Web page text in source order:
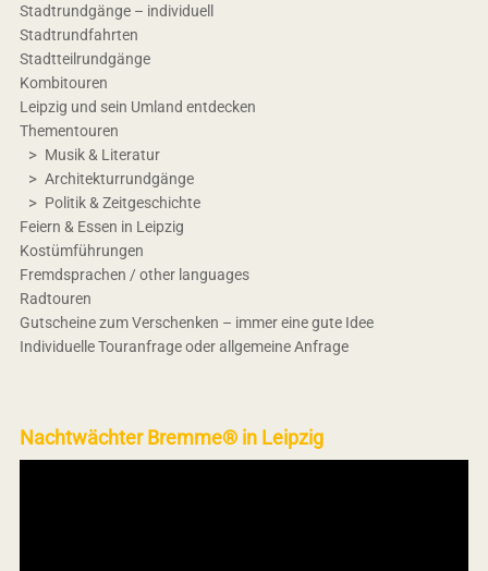
Stadtrundgänge – individuell
Stadtrundfahrten
Stadtteilrundgänge
Kombitouren
Leipzig und sein Umland entdecken
Thementouren
Musik & Literatur
Architekturrundgänge
Politik & Zeitgeschichte
Feiern & Essen in Leipzig
Kostümführungen
Fremdsprachen / other languages
Radtouren
Gutscheine zum Verschenken – immer eine gute Idee
Individuelle Touranfrage oder allgemeine Anfrage
Nachtwächter Bremme® in Leipzig